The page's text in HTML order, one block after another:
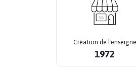
Création de l'enseigne
1972